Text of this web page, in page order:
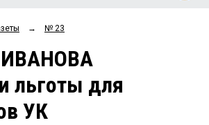
Рейтинги
Блоги
→ № 23
ИВАНОВА
льготы для
УК